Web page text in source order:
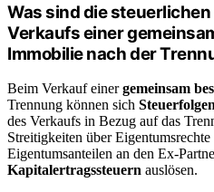
Was sind die
Verkaufs einer
Immobilie nach der
Beim Verkauf einergemeinsam
Trennung können sich Steuerfolgen
des Verkaufs in Bezug auf das
Streitigkeiten über
Eigentumsanteilen an den Ex-
Kapitalertragssteuern auslösen.